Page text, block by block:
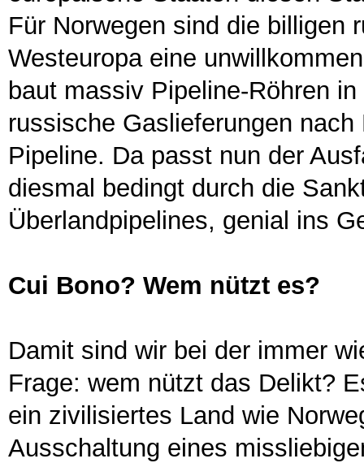
Für Norwegen sind die billigen
Westeuropa eine
baut massiv Pipeline-Röhren
russische Gaslieferungen
Pipeline. Da passt nun der
diesmal bedingt durch die
Überlandpipelines, genial ins
Cui Bono? Wem nützt es?
Damit sind wir bei der immer
Frage: wem nützt das Delikt?
ein zivilisiertes Land wie
Ausschaltung eines